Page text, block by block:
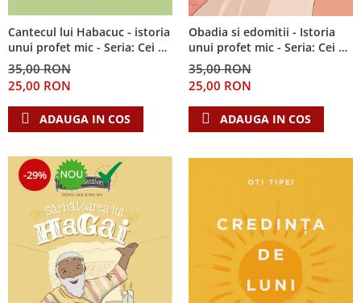
Cantecul lui Habacuc - istoria
unui profet mic - Seria: Cei 12
cutezatori
35,00 RON
25,00 RON
ADAUGA IN COS
Obadia si edomitii - Istoria
unui profet mic - Seria: Cei 12
cutezatori
35,00 RON
25,00 RON
ADAUGA IN COS
-29%